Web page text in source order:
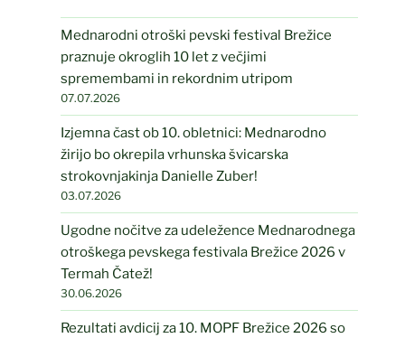
Mednarodni otroški pevski festival Brežice
praznuje okroglih 10 let z večjimi
spremembami in rekordnim utripom
07.07.2026
Izjemna čast ob 10. obletnici: Mednarodno
žirijo bo okrepila vrhunska švicarska
strokovnjakinja Danielle Zuber!
03.07.2026
Ugodne nočitve za udeležence Mednarodnega
otroškega pevskega festivala Brežice 2026 v
Termah Čatež!
30.06.2026
Rezultati avdicij za 10. MOPF Brežice 2026 so